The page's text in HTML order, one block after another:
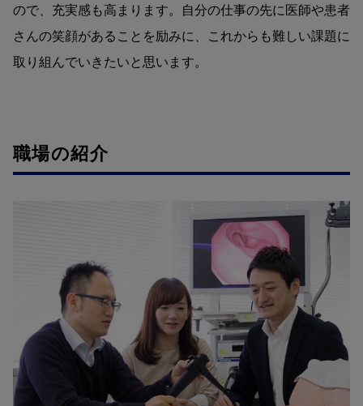
ので、充実感も高まります。自分の仕事の先に医師や患者
さんの笑顔があることを励みに、これからも難しい課題に
取り組んでいきたいと思います。
職場の紹介